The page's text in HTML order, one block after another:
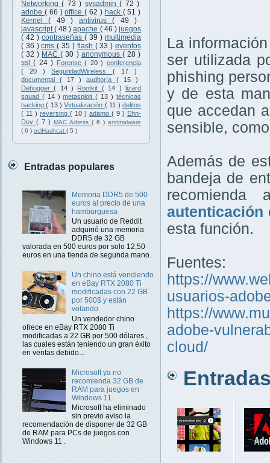
Networking( 73 ) sysadmin( 72 )
adobe ( 66 )office( 62 ) hack ( 51 )
Kernel( 49 ) antivirus( 49 )
javascript( 48 )apache ( 46 ) juegos
( 42 ) contraseñas ( 39 ) multimedia
( 36 )cms( 35 ) flash ( 33 )eventos
( 32 ) MAC( 30 ) anonymous ( 28 )
ssl( 24 ) Forense( 20 ) conferencia
( 20 )SeguridadWireless ( 17 )
documental ( 17 ) auditoría ( 15 )
Debugger( 14 ) Rootkit ( 14 ) lizard
squad ( 14 )metasploit( 13 ) técnicas
hacking( 13 )Virtualización ( 11 ) delitos
( 11 ) reversing ( 10 ) adamo ( 9 ) Ehn-
Dev ( 7 ) MAC Adress ( 6 ) antimalware
( 6 ) oclHashcat ( 5 )
Entradas populares
Memoria DDR5 de 500
euros al precio de una
hamburguesa
Un usuario de Reddit
adquirió una memoria
DDR5 de 32 GB
valorada en 500 euros por solo 12,50
euros en una tienda de segunda mano.
Un chino está vendiendo
en eBay RTX 2080 Ti
modificadas con 22 GB
por 500$ y están
volando
Un vendedor chino
ofrece en eBay RTX 2080 Ti
modificadas a 22 GB por 500 dólares ,
las cuales están teniendo un gran éxito
en ventas debido...
Microsoft ya no
recomienda 32 GB de
RAM para juegos en
Windows 11
Microsoft ha eliminado
sin previo aviso la
recomendación de disponer de 32 GB
de RAM para PCs de juegos con
Windows 11 .
La
ser utilizada
phishing
y de esta
que accedan
sensible,
Además de
bandeja de
autenticación
esta función.
Fuentes:
https://
usuarios-
https://
adobe-
cloud/
Entradas